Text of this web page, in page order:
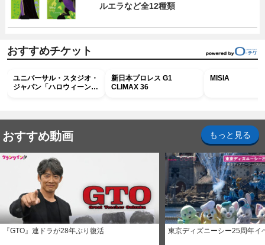
ルエラなど全12種類
おすすめチケット
ユニバーサル・スタジオ・
ジャパン「ハロウィーン・
新日本プロレス G1
CLIMAX 36
MISIA
おすすめ動画 もっと見る
『GTO』連ドラが28年ぶり復活 東京ディズニーシー25周年イ